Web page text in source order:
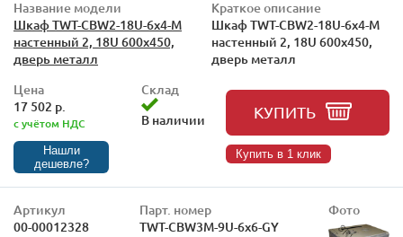
Название модели
Шкаф TWT-CBW2-18U-6x4-M
настенный 2, 18U 600x450,
дверь металл
Краткое описание
Шкаф TWT-CBW2-18U-6x4-M
настенный 2, 18U 600x450,
дверь металл
Цена
17 502 р.
с учётом НДС
Нашли
дешевле?
Склад
В наличии
КУПИТЬ
Купить в 1 клик
Артикул
00-00012328
Парт. номер
TWT-CBW3M-9U-6x6-GY
Фото